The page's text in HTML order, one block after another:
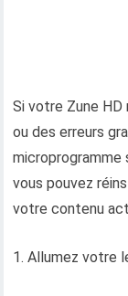
Si votre Zune
ou des erreurs
vous pouvez
votre contenu
1. Allumez votre